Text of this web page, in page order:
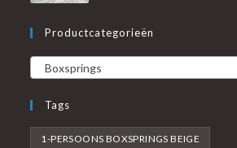
Productcategorieën
Boxsprings
Tags
1-PERSOONS BOXSPRINGS BEIGE